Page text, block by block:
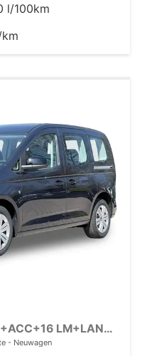
l/100km
LIFE NEUES MODELL+PDC+ACC+16 LM+LANE ASSIST
Neuwagen